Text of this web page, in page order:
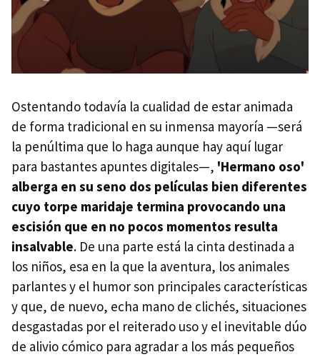
Ostentando todavía la cualidad de estar animada
de forma tradicional en su inmensa mayoría —será
la penúltima que lo haga aunque hay aquí lugar
para bastantes apuntes digitales—, 'Hermano oso'
alberga en su seno dos películas bien diferentes
cuyo torpe maridaje termina provocando una
escisión que en no pocos momentos resulta
insalvable. De una parte está la cinta destinada a
los niños, esa en la que la aventura, los animales
parlantes y el humor son principales características
y que, de nuevo, echa mano de clichés, situaciones
desgastadas por el reiterado uso y el inevitable dúo
de alivio cómico para agradar a los más pequeños